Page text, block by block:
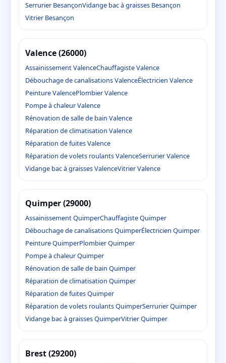
Serrurier BesançonVidange bac à graisses Besançon
Vitrier Besançon
Valence (26000)
Assainissement ValenceChauffagiste Valence
Débouchage de canalisations ValenceÉlectricien Valence
Peinture ValencePlombier Valence
Pompe à chaleur Valence
Rénovation de salle de bain Valence
Réparation de climatisation Valence
Réparation de fuites Valence
Réparation de volets roulants ValenceSerrurier Valence
Vidange bac à graisses ValenceVitrier Valence
Quimper (29000)
Assainissement QuimperChauffagiste Quimper
Débouchage de canalisations QuimperÉlectricien Quimper
Peinture QuimperPlombier Quimper
Pompe à chaleur Quimper
Rénovation de salle de bain Quimper
Réparation de climatisation Quimper
Réparation de fuites Quimper
Réparation de volets roulants QuimperSerrurier Quimper
Vidange bac à graisses QuimperVitrier Quimper
Brest (29200)